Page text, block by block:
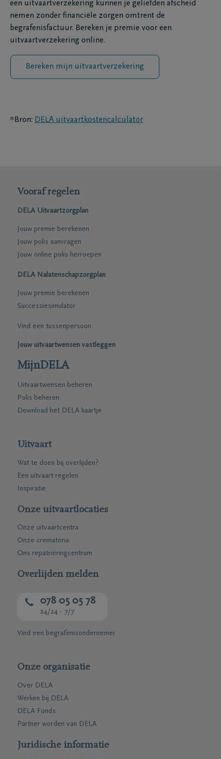
een uitvaartverzekering kunnen je geliefden afscheid
nemen zonder financiële zorgen omtrent de
begrafenisfactuur. Bereken je premie voor een
uitvaartverzekering online.
Bereken mijn uitvaartverzekering
*Bron: DELA uitvaartkostencalculator
Vooraf regelen
DELA Uitvaartzorgplan
Jouw premie berekenen
Jouw polis aanvragen
Jouw online polis herroepen
DELA Nalatenschapzorgplan
Jouw premie berekenen
Successiesimulator
Vind een tussenpersoon
Jouw uitvaartwensen vastleggen
MijnDELA
Uitvaartwensen beheren
Polis beheren
Download het DELA kaartje
Uitvaart
Wat te doen bij overlijden?
Een uitvaart regelen
Inspiratie
Onze uitvaartlocaties
Onze uitvaartcentra
Onze crematoria
Ons repatriëringcentrum
Overlijden melden
078 05 05 78
24/24 - 7/7
Vind een begrafenisondernemer
Onze organisatie
Over DELA
Werken bij DELA
DELA Fonds
Partner worden van DELA
Juridische informatie